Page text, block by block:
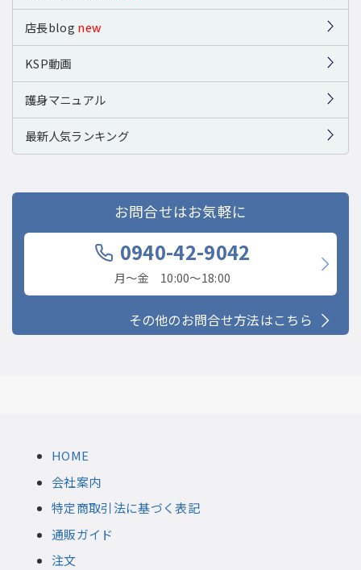
店長blog new
KSP動画
護身マニュアル
最新人気ランキング
お問合せはお気軽に
0940-42-9042
月〜金 10:00〜18:00
その他のお問合せ方法はこちら
HOME
会社案内
特定商取引法に基づく表記
通販ガイド
注文